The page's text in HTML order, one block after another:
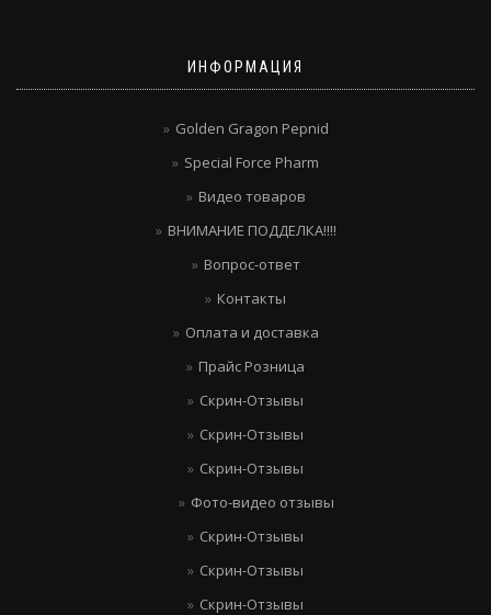
ИНФОРМАЦИЯ
Golden Gragon Pepnid
Special Force Pharm
Видео товаров
ВНИМАНИЕ ПОДДЕЛКА!!!!
Вопрос-ответ
Контакты
Оплата и доставка
Прайс Розница
Скрин-Отзывы
Скрин-Отзывы
Скрин-Отзывы
Фото-видео отзывы
Скрин-Отзывы
Скрин-Отзывы
Скрин-Отзывы